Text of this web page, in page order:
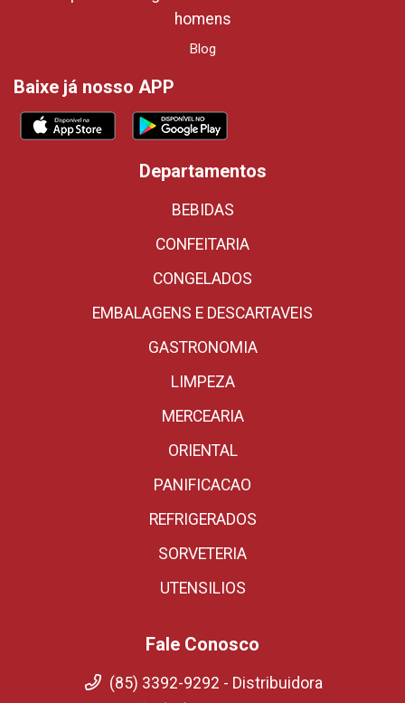
homens
Blog
Baixe já nosso APP
Departamentos
BEBIDAS
CONFEITARIA
CONGELADOS
EMBALAGENS E DESCARTAVEIS
GASTRONOMIA
LIMPEZA
MERCEARIA
ORIENTAL
PANIFICACAO
REFRIGERADOS
SORVETERIA
UTENSILIOS
Fale Conosco
(85) 3392-9292 - Distribuidora